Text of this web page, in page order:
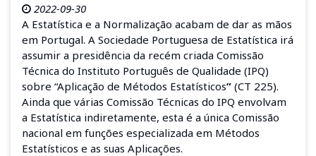
2022-09-30
A Estatística e a Normalização acabam de dar as mãos
em Portugal. A Sociedade Portuguesa de Estatística irá
assumir a presidência da recém criada Comissão
Técnica do Instituto Português de Qualidade (IPQ)
sobre “Aplicação de Métodos Estatísticos” (CT 225).
Ainda que várias Comissão Técnicas do IPQ envolvam
a Estatística indiretamente, esta é a única Comissão
nacional em funções especializada em Métodos
Estatísticos e as suas Aplicações.